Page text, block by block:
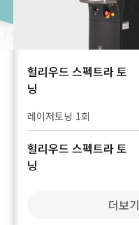
프리미엄 나드주사 3회
2,500,000원
1,350,000
온다리프팅
1,200,000
얼굴 온다 30만줄 구독제
원
헐리우드 스펙트라 토
닝
레이저토닝 1회
헐리우드 스펙트라 토
닝
더보기